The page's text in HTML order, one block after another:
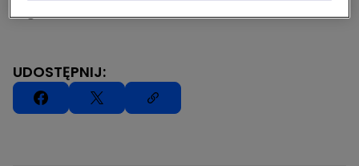
UDOSTĘPNIJ: